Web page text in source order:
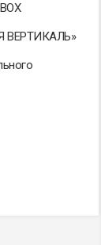
ВЕРТИКАЛЬ»